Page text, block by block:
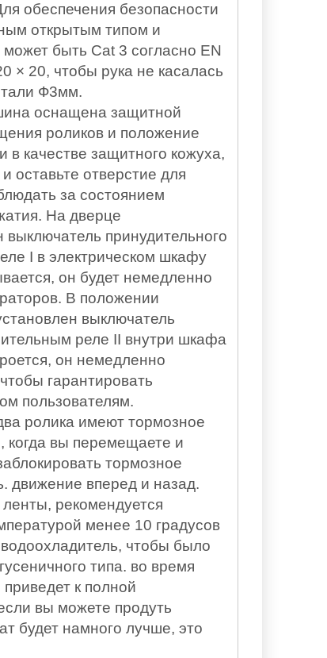
обеспечения безопасности
открытым типом и
быть Cat 3 согласно EN
20, чтобы рука не касалась
Ф3мм.
оснащена защитной
роликов и положение
качестве защитного кожуха,
оставьте отверстие для
за состоянием
На дверце
принудительного
I в электрическом шкафу
он будет немедленно
В положении
выключатель
реле II внутри шкафа
он немедленно
гарантировать
пользователям.
ролика имеют тормозное
когда вы перемещаете и
тормозное
движение вперед и назад.
рекомендуется
менее 10 градусов
чтобы было
типа. во время
к полной
вы можете продуть
будет намного лучше, это